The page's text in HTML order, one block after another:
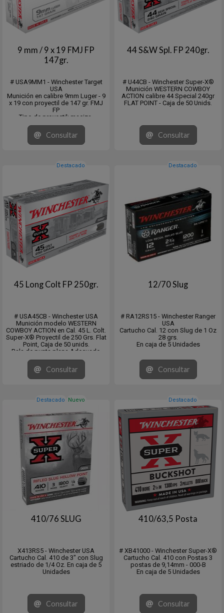
9 mm / 9 x 19 FMJ FP
147gr.
# USA9MM1 - Winchester Target
USA
Munición en calibre 9mm Luger - 9
x 19 con proyectil de 147 gr. FMJ
FP
Tipo de proyectil: maciza,
encamisada, punta chata
Caja de 50 Unidades - Master de
500 unidades.
Consultar
44 S&W Spl. FP 240gr.
# U44CB - Winchester Super-X®
Munición WESTERN COWBOY
ACTION calibre 44 Special 240gr
FLAT POINT - Caja de 50 Unids.
Consultar
Destacado
45 Long Colt FP 250gr.
# USA45CB - Winchester USA
Munición modelo WESTERN
COWBOY ACTION en Cal. 45 L. Colt.
Super-X® Proyectil de 250 Grs. Flat
Point, Caja de 50 unids.
Bala de punta plana Adecuado
para su uso en revólveres y rifles
con cargadores tubulares
Consultar
Destacado
12/70 Slug
# RA12RS15 - Winchester Ranger
USA
Cartucho Cal. 12 con Slug de 1 Oz
28 grs.
En caja de 5 Unidades
Consultar
Destacado Nuevo
410/76 SLUG
X413RS5 - Winchester USA
Cartucho Cal. 410 de 3" con Slug
estriado de 1/4 Oz. En caja de 5
Unidades
Consultar
Destacado
410/63,5 Posta
# XB41000 - Winchester Super-X®
Cartucho Cal. 410 con Postas 3
postas de 9,14mm - 000-B
En caja de 5 Unidades
Consultar